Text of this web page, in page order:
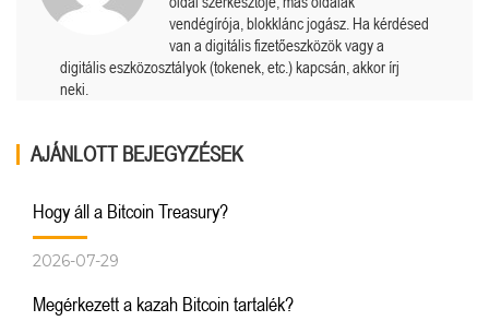
vendégírója, blokklánc jogász. Ha kérdésed
van a digitális fizetőeszközök vagy a
digitális eszközosztályok (tokenek, etc.) kapcsán, akkor írj
neki.
AJÁNLOTT BEJEGYZÉSEK
Hogy áll a Bitcoin Treasury?
2026-07-29
Megérkezett a kazah Bitcoin tartalék?